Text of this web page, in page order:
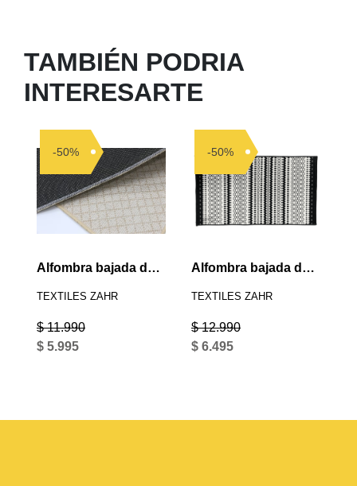
TAMBIÉN PODRIA
INTERESARTE
-50%
Alfombra bajada de cama natural
TEXTILES ZAHR
$ 11.990
$ 5.995
-50%
Alfombra bajada de cama diseño negra
TEXTILES ZAHR
$ 12.990
$ 6.495